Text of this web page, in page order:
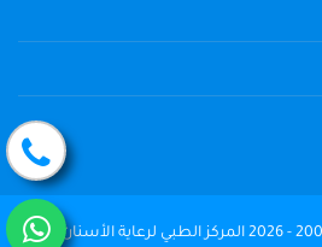
جميع الحقوق محفوظة © 2004 - 2026 المركز الطبي لرعاية الأسنان The